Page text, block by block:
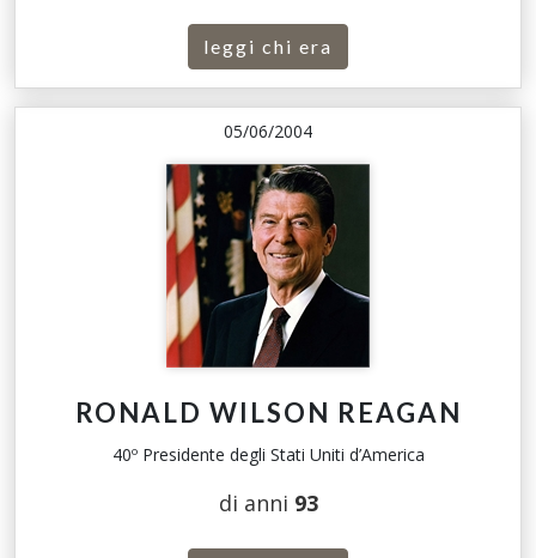
leggi chi era
05/06/2004
RONALD WILSON REAGAN
40º Presidente degli Stati Uniti d’America
di anni 93